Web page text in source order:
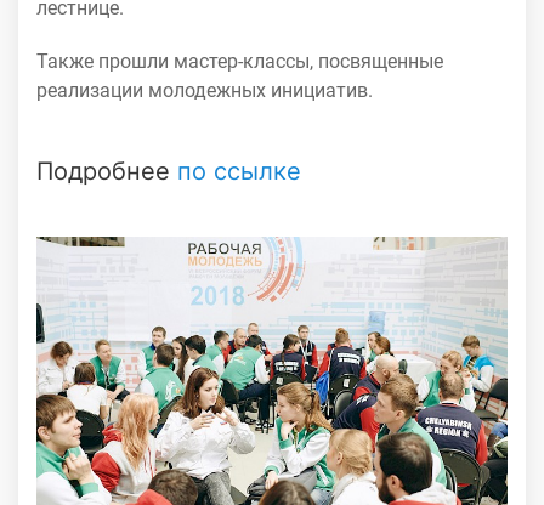
лестнице.
Также прошли мастер-классы, посвященные
реализации молодежных инициатив.
Подробнее по ссылке